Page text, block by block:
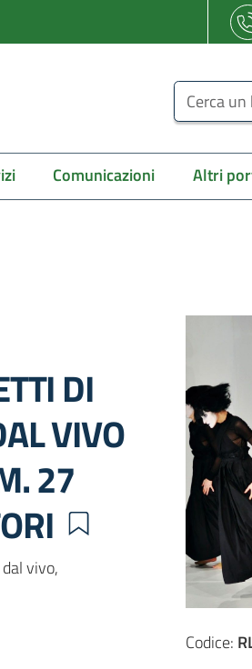
Cerca un
Comunicazioni Altri
DI
VIVO
27
vivo,
Codice: